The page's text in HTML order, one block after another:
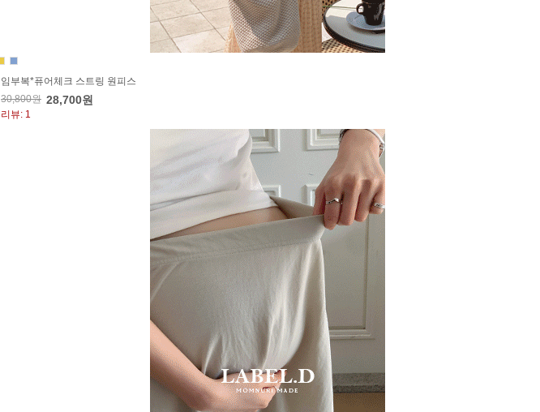
임부복*퓨어체크 스트링 원피스
30,800원 28,700원
리뷰: 1